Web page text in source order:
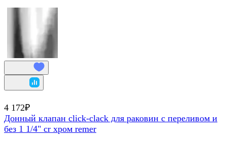
4 172₽
Донный клапан click-clack для раковин с переливом и
без 1 1/4" cr хром remer